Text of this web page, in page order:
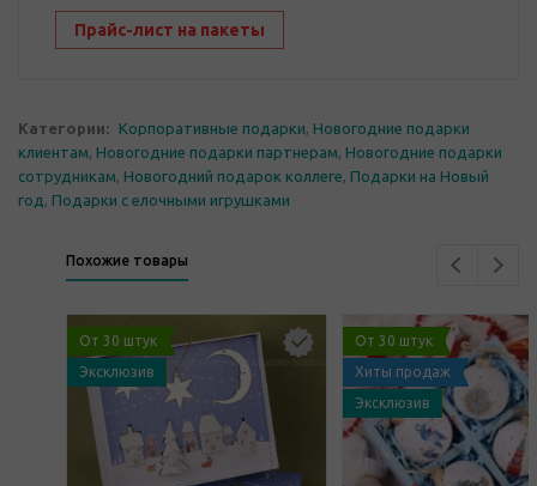
Прайс-лист на пакеты
Категории: Корпоративные подарки, Новогодние подарки
клиентам, Новогодние подарки партнерам, Новогодние подарки
сотрудникам, Новогодний подарок коллеге, Подарки на Новый
год , Подарки с елочными игрушками
Похожие товары
От 30 штук
Эксклюзив
От 30 штук
Хиты продаж
Эксклюзив